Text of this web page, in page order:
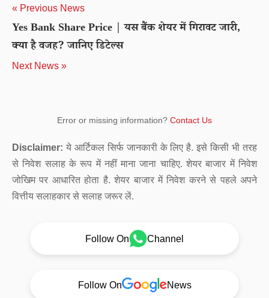
« Previous News
Yes Bank Share Price | यस बैंक शेयर में गिरावट जारी,
क्या है वजह? जानिए डिटेल्स
Next News »
Error or missing information? Contact Us
Disclaimer: ये आर्टिकल सिर्फ जानकारी के लिए है. इसे किसी भी तरह
से निवेश सलाह के रूप में नहीं माना जाना चाहिए. शेयर बाजार में निवेश
जोखिम पर आधारित होता है. शेयर बाजार में निवेश करने से पहले अपने
वित्तीय सलाहकार से सलाह जरूर लें.
Follow On Channel
Follow On News